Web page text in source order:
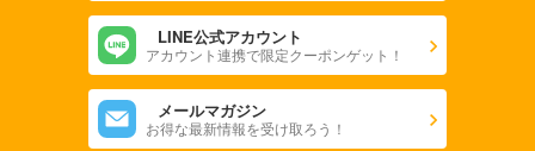
LINE公式アカウント
アカウント連携で限定クーポンゲット！
メールマガジン
お得な最新情報を受け取ろう！